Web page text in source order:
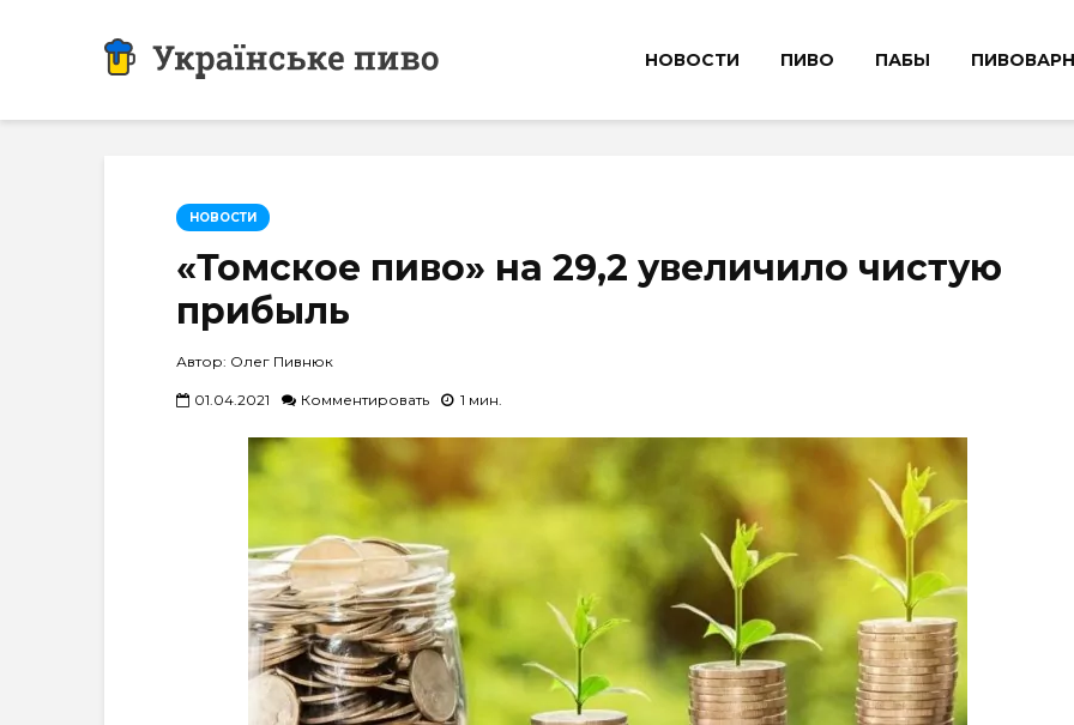
НОВОСТИ ПИВО ПАБЫ
НОВОСТИ
«Томское пиво» на 29,2 увеличило чистую
прибыль
Автор: Олег Пивнюк
01.04.2021 Комментировать 1 мин.